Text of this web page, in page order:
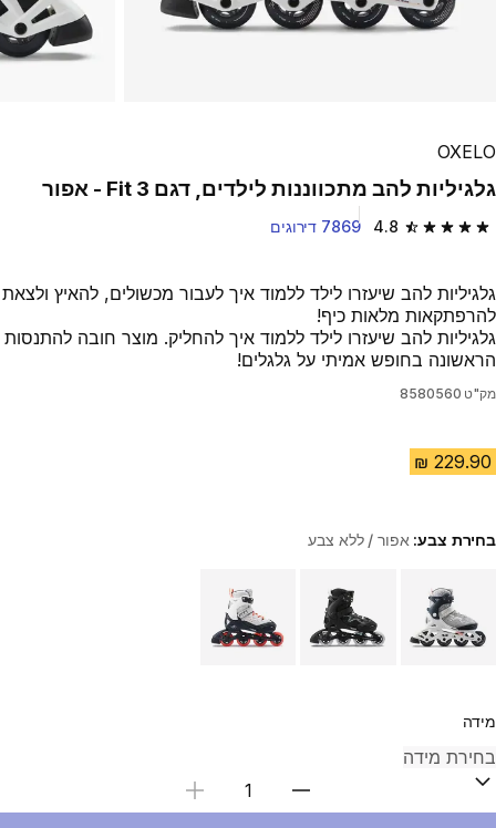
OXELO
גלגיליות להב מתכווננות לילדים, דגם Fit 3 - אפור
4.8 4.8 out of 5 stars from 7869 reviews 7869 דירוגים
גלגיליות להב שיעזרו לילד ללמוד איך לעבור מכשולים, להאיץ ולצאת
להרפתקאות מלאות כיף!
גלגיליות להב שיעזרו לילד ללמוד איך להחליק. מוצר חובה להתנסות
הראשונה בחופש אמיתי על גלגלים!
מק"ט 8580560
בחירת צבע: אפור / ללא צבע
מידה
בחירת כמות